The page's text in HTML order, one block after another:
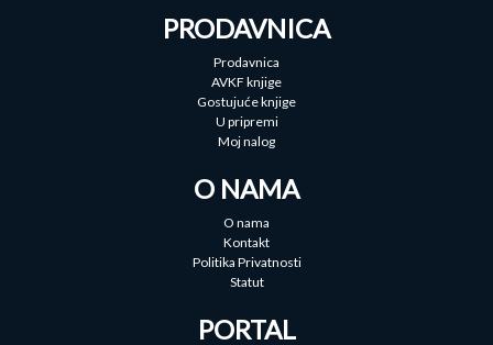
PRODAVNICA
Prodavnica
AVKF knjige
Gostujuće knjige
U pripremi
Moj nalog
O NAMA
O nama
Kontakt
Politika Privatnosti
Statut
PORTAL